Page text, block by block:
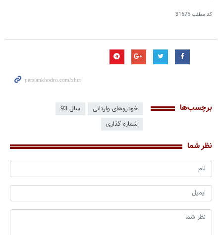
کد مطلب31676
برچسب‌ها خودروهای وارداتی
سال 93
شماره گذاری
نظر شما